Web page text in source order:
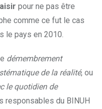
pour ne pas être
comme ce fut le cas
le pays en 2010.
démembrement
de la réalité, ou
le quotidien de
responsables du BINUH